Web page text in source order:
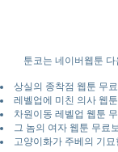
툰코는 네이버웹툰
상실의 종착점 웹툰 무
레벨업에 미친 의사 웹
차원이동 레벨업 웹툰
그 놈의 여자 웹툰 무료
고양이화가 주베의 기